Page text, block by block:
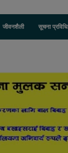
जीवनशैली सूचना प्रविधि